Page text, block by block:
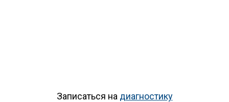
Записаться на диагностику